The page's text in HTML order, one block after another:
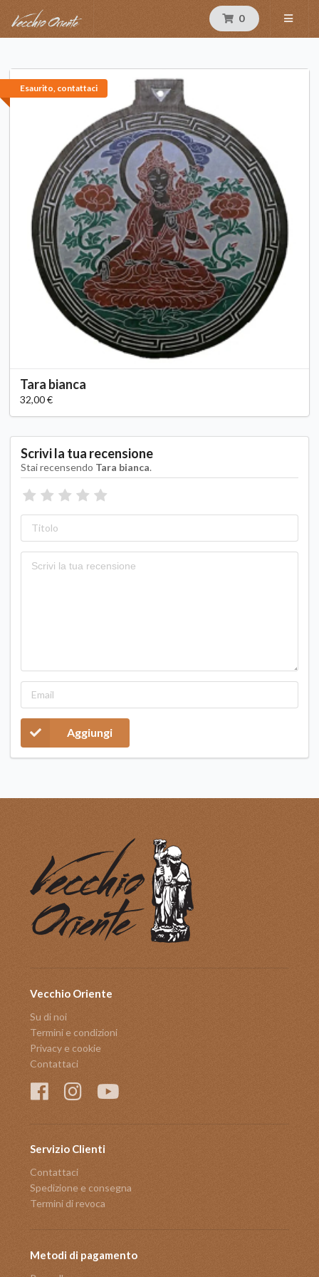
0
Esaurito, contattaci
Tara bianca
32,00 €
Scrivi la tua recensione
Stai recensendo Tara bianca.
Aggiungi
Vecchio Oriente
Su di noi
Termini e condizioni
Privacy e cookie
Contattaci
Servizio Clienti
Contattaci
Spedizione e consegna
Termini di revoca
Metodi di pagamento